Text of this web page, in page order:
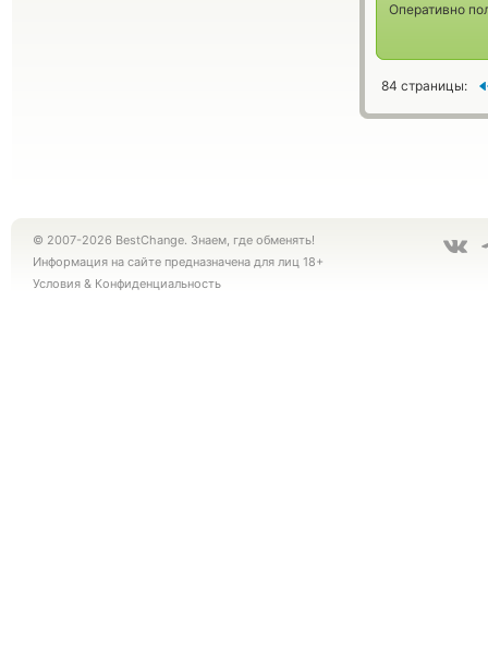
Оперативно
84 страницы:
© 2007-2026 BestChange. Знаем, где обменять!
Информация на сайте предназначена для лиц 18+
Условия & Конфиденциальность